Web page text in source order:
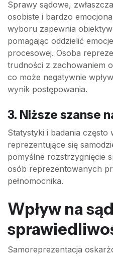
Sprawy sądowe,
osobiste i bardzo
wyboru zapewnia
pomagając oddzielić
procesowej. Osoba
trudności z zachowaniem
co może negatywnie
wynik postępowania.
3. Niższe szanse
Statystyki i badania często
reprezentujące się
pomyślne rozstrzygnięcie
osób reprezentowanych
pełnomocnika.
Wpływ na
Samoreprezentacja